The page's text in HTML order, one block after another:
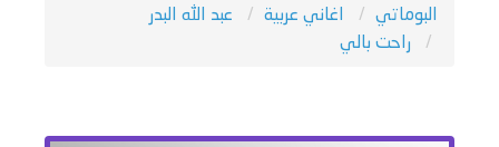
البوماتي اغاني عربية
عبد الله البدر
راحت بالي